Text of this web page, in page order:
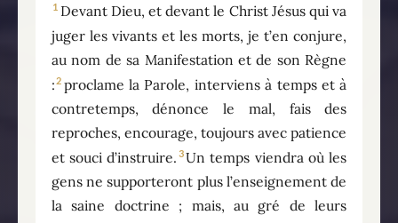
1 Devant Dieu, et devant le Christ Jésus qui va
juger les vivants et les morts, je t’en conjure,
au nom de sa Manifestation et de son Règne
:2 proclame la Parole, interviens à temps et à
contretemps, dénonce le mal, fais des
reproches, encourage, toujours avec patience
et souci d’instruire. 3Un temps viendra où les
gens ne supporteront plus l’enseignement de
la saine doctrine ; mais, au gré de leurs